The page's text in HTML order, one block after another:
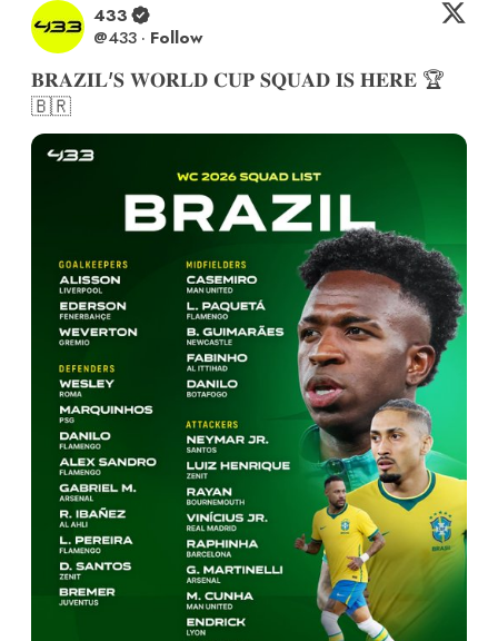
433
@433 · Follow
𝐁𝐑𝐀𝐙𝐈𝐋'𝐒 𝐖𝐎𝐑𝐋𝐃 𝐂𝐔𝐏 𝐒𝐐𝐔𝐀𝐃 𝐈𝐒 𝐇𝐄𝐑𝐄 🏆
🇧🇷